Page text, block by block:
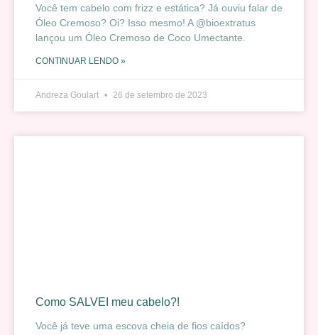
Você tem cabelo com frizz e estática? Já ouviu falar de
Óleo Cremoso? Oi? Isso mesmo! A @bioextratus
lançou um Óleo Cremoso de Coco Umectante.
CONTINUAR LENDO »
Andreza Goulart 26 de setembro de 2023
Como SALVEI meu cabelo?!
Você já teve uma escova cheia de fios caídos?